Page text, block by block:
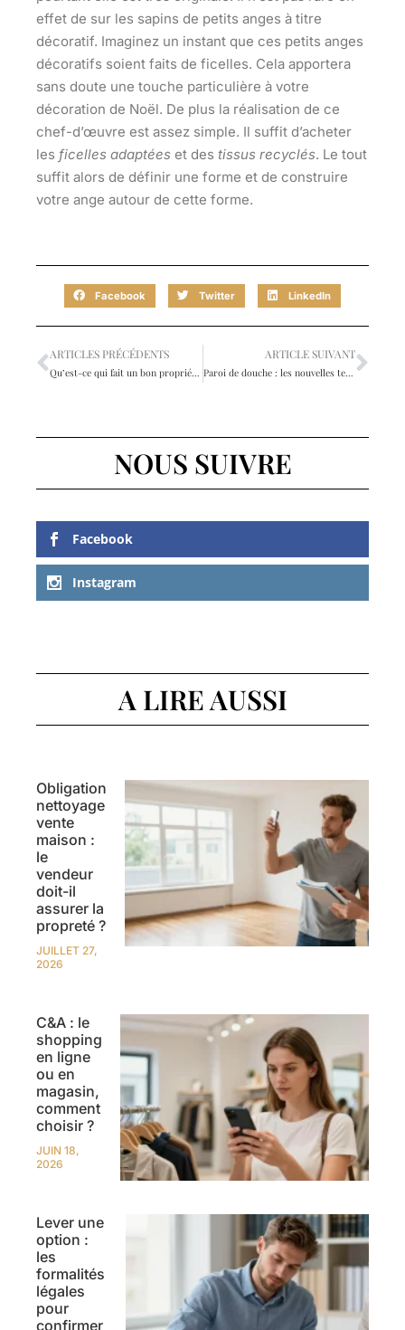
effet de sur les sapins de petits anges à titre
décoratif. Imaginez un instant que ces petits anges
décoratifs soient faits de ficelles. Cela apportera
sans doute une touche particulière à votre
décoration de Noël. De plus la réalisation de ce
chef-d’œuvre est assez simple. Il suffit d’acheter
les ficelles adaptées et des tissus recyclés. Le tout
suffit alors de définir une forme et de construire
votre ange autour de cette forme.
Facebook Twitter LinkedIn
ARTICLES PRÉCÉDENTS
Qu’est-ce qui fait un bon propriétaire ?
ARTICLE SUIVANT
Paroi de douche : les nouvelles tendances
NOUS SUIVRE
Facebook
Instagram
A LIRE AUSSI
Obligation
nettoyage
vente
maison :
le
vendeur
doit-il
assurer la
propreté ?
JUILLET 27,
2026
C&A : le
shopping
en ligne
ou en
magasin,
comment
choisir ?
JUIN 18,
2026
Lever une
option :
les
formalités
légales
pour
confirmer